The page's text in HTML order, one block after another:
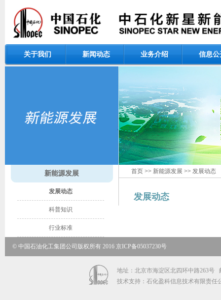
关于我们 新闻动态 业务介绍 信息公
新能源发展
发展动态
科普知识
行业标准
首页 >> 新能源发展 >> 发展动态
发展动​态​
© 中国石油化工集团公司版权所有 2016 京ICP备05037230号
地址：北京市海淀区北四环中路263号
技术支持：石化盈科信息技术有限责任